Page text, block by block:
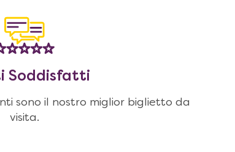
Soddisfatti
sono il nostro miglior biglietto da
visita.